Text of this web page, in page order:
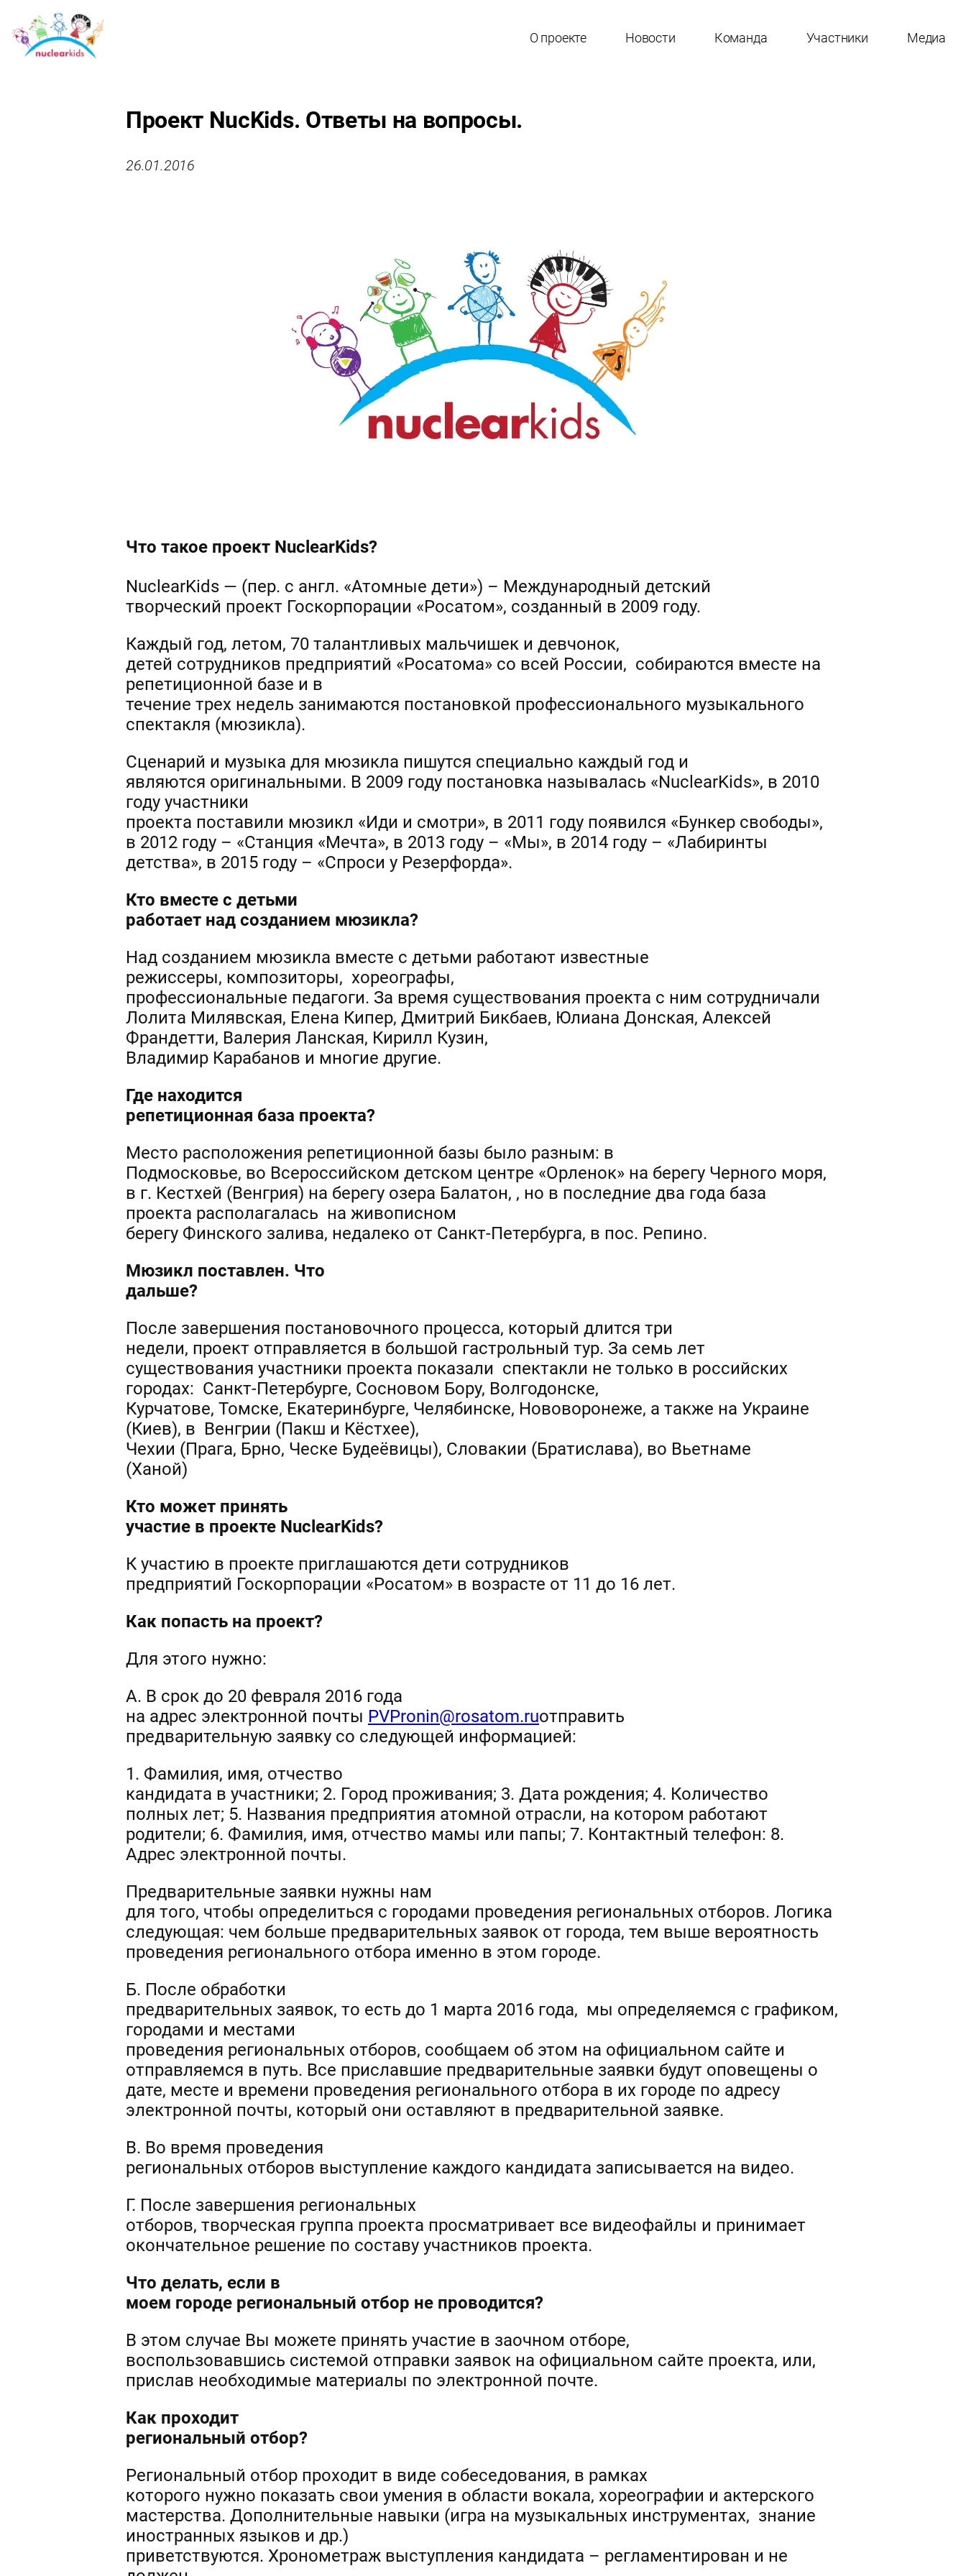
О проекте Новости Команда Участники Медиа
Проект NucKids. Ответы на вопросы.
26.01.2016
Что такое проект NuclearKids?
NuclearKids — (пер. с англ. «Атомные дети») – Международный детский
творческий проект Госкорпорации «Росатом», созданный в 2009 году.
Каждый год, летом, 70 талантливых мальчишек и девчонок,
детей сотрудников предприятий «Росатома» со всей России, собираются вместе на
репетиционной базе и в
течение трех недель занимаются постановкой профессионального музыкального
спектакля (мюзикла).
Сценарий и музыка для мюзикла пишутся специально каждый год и
являются оригинальными. В 2009 году постановка называлась «NuclearKids», в 2010
году участники
проекта поставили мюзикл «Иди и смотри», в 2011 году появился «Бункер свободы»,
в 2012 году – «Станция «Мечта», в 2013 году – «Мы», в 2014 году – «Лабиринты
детства», в 2015 году – «Спроси у Резерфорда».
Кто вместе с детьми
работает над созданием мюзикла?
Над созданием мюзикла вместе с детьми работают известные
режиссеры, композиторы, хореографы,
профессиональные педагоги. За время существования проекта с ним сотрудничали
Лолита Милявская, Елена Кипер, Дмитрий Бикбаев, Юлиана Донская, Алексей
Франдетти, Валерия Ланская, Кирилл Кузин,
Владимир Карабанов и многие другие.
Где находится
репетиционная база проекта?
Место расположения репетиционной базы было разным: в
Подмосковье, во Всероссийском детском центре «Орленок» на берегу Черного моря,
в г. Кестхей (Венгрия) на берегу озера Балатон, , но в последние два года база
проекта располагалась на живописном
берегу Финского залива, недалеко от Санкт-Петербурга, в пос. Репино.
Мюзикл поставлен. Что
дальше?
После завершения постановочного процесса, который длится три
недели, проект отправляется в большой гастрольный тур. За семь лет
существования участники проекта показали спектакли не только в российских
городах: Санкт-Петербурге, Сосновом Бору, Волгодонске,
Курчатове, Томске, Екатеринбурге, Челябинске, Нововоронеже, а также на Украине
(Киев), в Венгрии (Пакш и Кёстхее),
Чехии (Прага, Брно, Ческе Будеёвицы), Словакии (Братислава), во Вьетнаме
(Ханой)
Кто может принять
участие в проекте NuclearKids?
К участию в проекте приглашаются дети сотрудников
предприятий Госкорпорации «Росатом» в возрасте от 11 до 16 лет.
Как попасть на проект?
Для этого нужно:
А. В срок до 20 февраля 2016 года
на адрес электронной почты PVPronin@rosatom.ruотправить
предварительную заявку со следующей информацией:
1. Фамилия, имя, отчество
кандидата в участники; 2. Город проживания; 3. Дата рождения; 4. Количество
полных лет; 5. Названия предприятия атомной отрасли, на котором работают
родители; 6. Фамилия, имя, отчество мамы или папы; 7. Контактный телефон: 8.
Адрес электронной почты.
Предварительные заявки нужны нам
для того, чтобы определиться с городами проведения региональных отборов. Логика
следующая: чем больше предварительных заявок от города, тем выше вероятность
проведения регионального отбора именно в этом городе.
Б. После обработки
предварительных заявок, то есть до 1 марта 2016 года, мы определяемся с графиком,
городами и местами
проведения региональных отборов, сообщаем об этом на официальном сайте и
отправляемся в путь. Все приславшие предварительные заявки будут оповещены о
дате, месте и времени проведения регионального отбора в их городе по адресу
электронной почты, который они оставляют в предварительной заявке.
В. Во время проведения
региональных отборов выступление каждого кандидата записывается на видео.
Г. После завершения региональных
отборов, творческая группа проекта просматривает все видеофайлы и принимает
окончательное решение по составу участников проекта.
Что делать, если в
моем городе региональный отбор не проводится?
В этом случае Вы можете принять участие в заочном отборе,
воспользовавшись системой отправки заявок на официальном сайте проекта, или,
прислав необходимые материалы по электронной почте.
Как проходит
региональный отбор?
Региональный отбор проходит в виде собеседования, в рамках
которого нужно показать свои умения в области вокала, хореографии и актерского
мастерства. Дополнительные навыки (игра на музыкальных инструментах, знание
иностранных языков и др.)
приветствуются. Хронометраж выступления кандидата – регламентирован и не